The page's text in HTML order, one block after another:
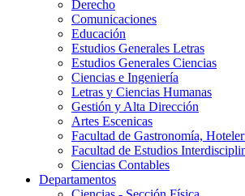
Derecho
Comunicaciones
Educación
Estudios Generales Letras
Estudios Generales Ciencias
Ciencias e Ingeniería
Letras y Ciencias Humanas
Gestión y Alta Dirección
Artes Escenicas
Facultad de Gastronomía,
Facultad de Estudios
Ciencias Contables
Departamentos